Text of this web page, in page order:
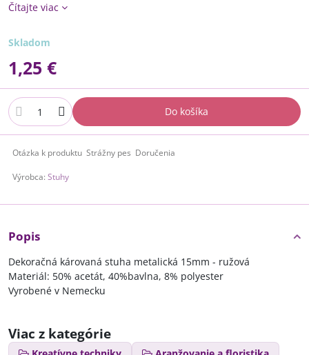
Čítajte viac
Skladom
1,25 €
Do košíka
Otázka k produktu Strážny pes Doručenia
Výrobca: Stuhy
Popis
Dekoračná károvaná stuha metalická 15mm - ružová
Materiál: 50% acetát, 40%bavlna, 8% polyester
Vyrobené v Nemecku
Viac z kategórie